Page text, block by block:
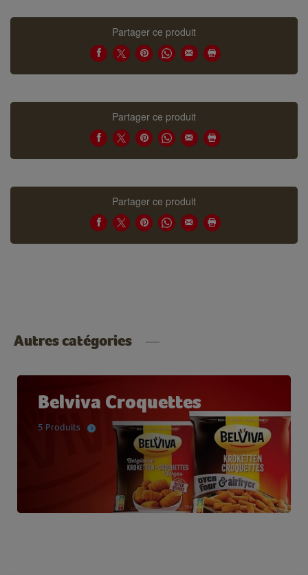
Partager ce produit
Partager ce produit
Partager ce produit
Autres catégories
Belviva Croquettes
5 Produits